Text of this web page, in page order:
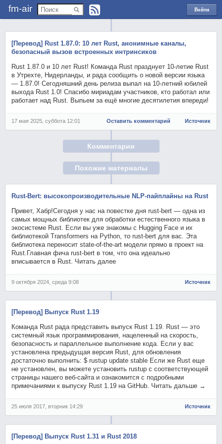
fm-air
Войти
через
[Перевод] Rust 1.87.0: 10 лет Rust, анонимные каналы,
безопасный вызов встроенных интринсиков
Rust 1.87.0 и 10 лет Rust! Команда Rust празднует 10-летие Rust
в Утрехте, Нидерланды, и рада сообщить о новой версии языка
— 1.87.0! Сегодняшний день релиза выпал на 10-летний юбилей
выхода Rust 1.0! Спасибо мириадам участников, кто работал или
работает над Rust. Выпьем за ещё многие десятилетия впереди!
17 мая 2025, суббота 12:01 Оставить комментарий Источник
Комментарии
Похожие материалы
Rust-Bert: высокопроизводительные NLP-пайплайны на Rust
Привет, Хабр!Сегодня у нас на повестке дня rust-bert — одна из
самых мощных библиотек для обработки естественного языка в
экосистеме Rust. Если вы уже знакомы с Hugging Face и их
библиотекой Transformers на Python, то rust-bert для вас. Эта
библиотека переносит state-of-the-art модели прямо в проект на
Rust.Главная фича rust-bert в том, что она идеально
вписывается в Rust. Читать далее
9 октября 2024, среда 9:08 Источник
[Перевод] Выпуск Rust 1.19
Команда Rust рада представить выпуск Rust 1.19. Rust — это
системный язык программирования, нацеленный на скорость,
безопасность и параллельное выполнение кода. Если у вас
установлена предыдущая версия Rust, для обновления
достаточно выполнить: $ rustup update stable Если же Rust еще
не установлен, вы можете установить rustup с соответствующей
страницы нашего веб-сайта и ознакомится с подробными
примечаниями к выпуску Rust 1.19 на GitHub. Читать дальше →
25 июля 2017, вторник 14:29 Источник
[Перевод] Выпуск Rust 1.31 и Rust 2018